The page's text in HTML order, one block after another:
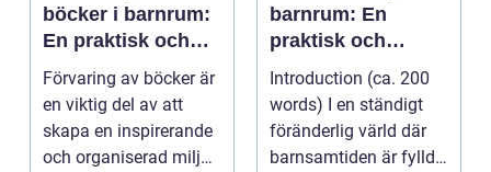
böcker i barnrum:
En praktisk och
stilfull lösning
Förvaring av böcker är
en viktig del av att
skapa en inspirerande
och organiserad miljö i
barnrum: En
praktisk och
stilfull lösning för
organisering av
barnrummet
Introduction (ca. 200
words) I en ständigt
föränderlig värld där
barnsamtiden är fylld